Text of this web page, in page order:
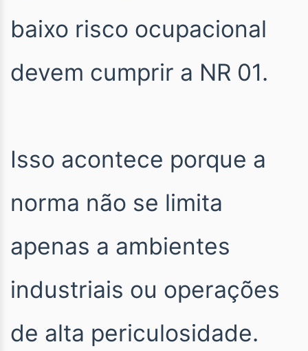
baixo risco ocupacional
devem cumprir a NR 01.
Isso acontece porque a
norma não se limita
apenas a ambientes
industriais ou operações
de alta periculosidade.